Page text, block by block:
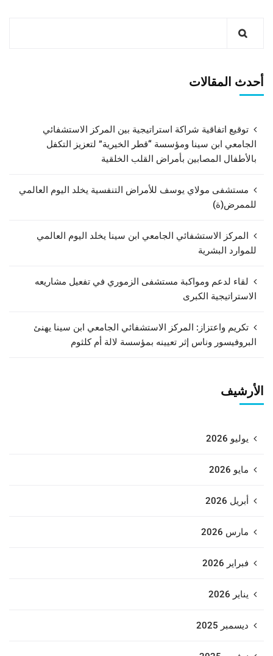
أحدث المقالات
توقيع اتفاقية شراكة استراتيجية بين المركز الاستشفائي
الجامعي ابن سينا ومؤسسة “قطر الخيرية” لتعزيز التكفل
بالأطفال المصابين بأمراض القلب الخلقية
مستشفى مولاي يوسف للأمراض التنفسية يخلد اليوم العالمي
للممرض(ة)
المركز الاستشفائي الجامعي ابن سينا يخلد اليوم العالمي
للموارد البشرية
لقاء لدعم ومواكبة مستشفى الزموري في تفعيل مشاريعه
الاستراتيجية الكبرى
تكريم واعتزاز: المركز الاستشفائي الجامعي ابن سينا يهنئ
البروفيسور وناس إثر تعيينه بمؤسسة لالة أم كلثوم
الأرشيف
يوليو 2026
مايو 2026
أبريل 2026
مارس 2026
فبراير 2026
يناير 2026
ديسمبر 2025